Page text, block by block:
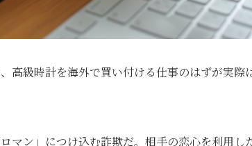
高級時計を海外で買い付ける仕事のはずが実際
マン」につけ込む詐欺だ。相手の恋心を利用し